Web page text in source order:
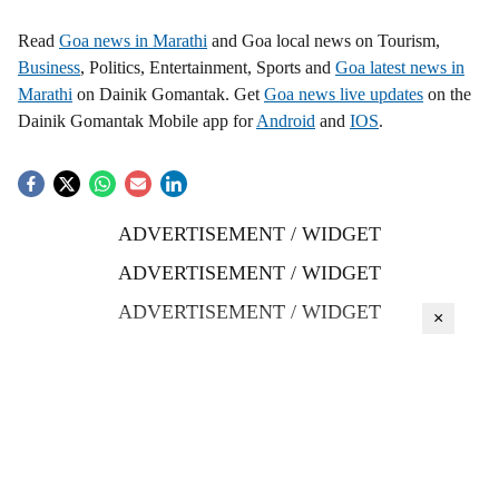
Read Goa news in Marathi and Goa local news on Tourism,
Business, Politics, Entertainment, Sports and Goa latest news in
Marathi on Dainik Gomantak. Get Goa news live updates on the
Dainik Gomantak Mobile app forAndroid and IOS.
ADVERTISEMENT / WIDGET
ADVERTISEMENT / WIDGET
ADVERTISEMENT / WIDGET
×